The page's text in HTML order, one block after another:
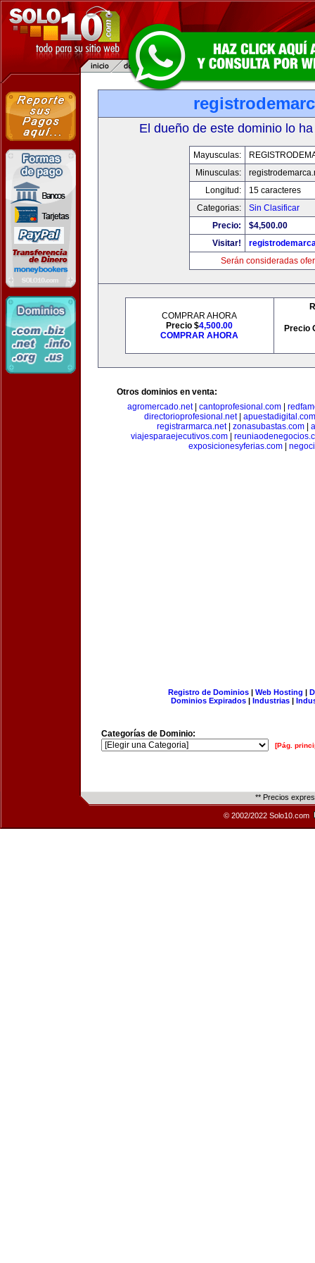
El dueño de este dominio lo
Mayusculas:
Minusculas:
Longitud:
15 caracteres
Categorias:
Sin Clasificar
Precio:
$4,500.00
Visitar!
Serán consideradas
COMPRAR AHORA
Precio $4,500.00
COMPRAR AHORA
Precio
Otros dominios en venta:
agromercado.net| cantoprofesional.com
directorioprofesional.net| apuestadigital.com
registrarmarca.net| zonasubastas.com|
viajesparaejecutivos.com|
exposicionesyferias.com
Registro de Dominios| Web Hosting |
Dominios Expirados | Industrias |
Categorías de Dominio:
[Pág.
** Precios
© 2002/2022 Solo10.com